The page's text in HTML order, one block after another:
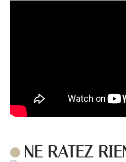
NE RATEZ